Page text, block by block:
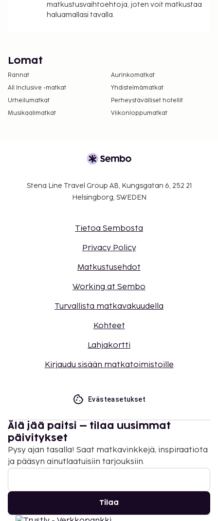
matkustusvaihtoehtoja, joten voit matkustaa
haluamallasi tavalla.
Lomat
Rannat
Aurinkomatkat
All Inclusive -matkat
Yhdistelmämatkat
Urheilumatkat
Perheystävälliset hotellit
Musikaalimatkat
Viikonloppumatkat
Stena Line Travel Group AB, Kungsgatan 6, 252 21
Helsingborg, SWEDEN
Tietoa Sembosta
Privacy Policy
Matkustusehdot
Working at Sembo
Turvallista matkavakuudella
Kohteet
Lahjakortti
Kirjaudu sisään matkatoimistoille
Evästeasetukset
Älä jää paitsi – tilaa uusimmat
päivitykset
Pysy ajan tasalla! Saat matkavinkkejä, inspiraatiota
ja pääsyn ainutlaatuisiin tarjouksiin.
Tilaa